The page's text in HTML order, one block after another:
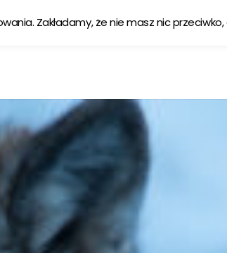
karma tworzona w zgodzie z naturą Sprawdź
Zakładamy, że nie masz nic